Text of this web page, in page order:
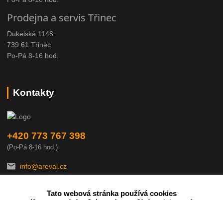
Prodejna a servis Třinec
Dukelská 1148
739 61 Třinec
Po-Pá 8-16 hod.
Kontakty
+420 773 767 398
(Po-Pá 8-16 hod.)
info@areval.cz
Tato webová stránka používá cookies